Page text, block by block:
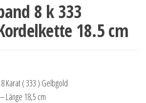
8 k 333
18.5 cm
Karat ( 333 ) Gelbgold
Länge 18,5 cm